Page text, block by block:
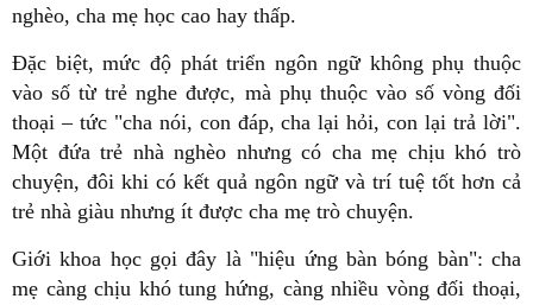
nghèo, cha mẹ học cao hay thấp.
Đặc biệt, mức độ phát triển ngôn ngữ không phụ thuộc
vào số từ trẻ nghe được, mà phụ thuộc vào số vòng đối
thoại – tức "cha nói, con đáp, cha lại hỏi, con lại trả lời".
Một đứa trẻ nhà nghèo nhưng có cha mẹ chịu khó trò
chuyện, đôi khi có kết quả ngôn ngữ và trí tuệ tốt hơn cả
trẻ nhà giàu nhưng ít được cha mẹ trò chuyện.
Giới khoa học gọi đây là "hiệu ứng bàn bóng bàn": cha
mẹ càng chịu khó tung hứng, càng nhiều vòng đối thoại,